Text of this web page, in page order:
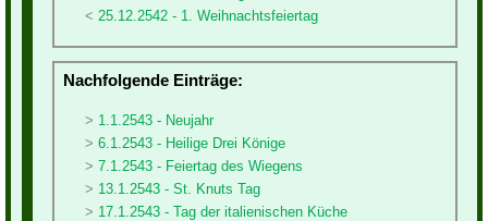
25.12.2542 - 1. Weihnachtsfeiertag
Nachfolgende Einträge:
1.1.2543 - Neujahr
6.1.2543 - Heilige Drei Könige
7.1.2543 - Feiertag des Wiegens
13.1.2543 - St. Knuts Tag
17.1.2543 - Tag der italienischen Küche